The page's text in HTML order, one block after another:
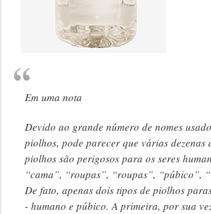
Em uma nota
Devido ao grande número de nomes
piolhos, pode parecer que várias dezenas
piolhos são perigosos para os seres
“cama”, “roupas”, “roupas”, “púbico”,
De fato, apenas dois tipos de piolhos
- humano e púbico. A primeira, por sua